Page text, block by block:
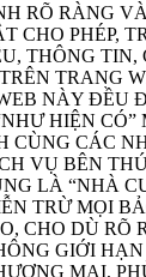
RÕ RÀNG
CHO PHÉP,
THÔNG TIN,
TRANG
NÀY ĐỀU
HIỆN CÓ”
CÁC
VỤ BÊN
LÀ “NHÀ
TRỪ MỌI
CHO DÙ RÕ
GIỚI
MẠI,